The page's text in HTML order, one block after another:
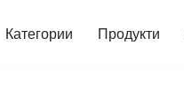
Категории Продукти